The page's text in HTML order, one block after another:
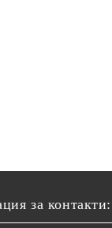
за контакти: